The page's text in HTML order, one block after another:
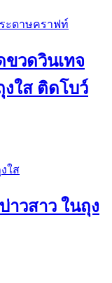
วดวินเทจ
ใส ติดโบว์
วสาว ในถุง